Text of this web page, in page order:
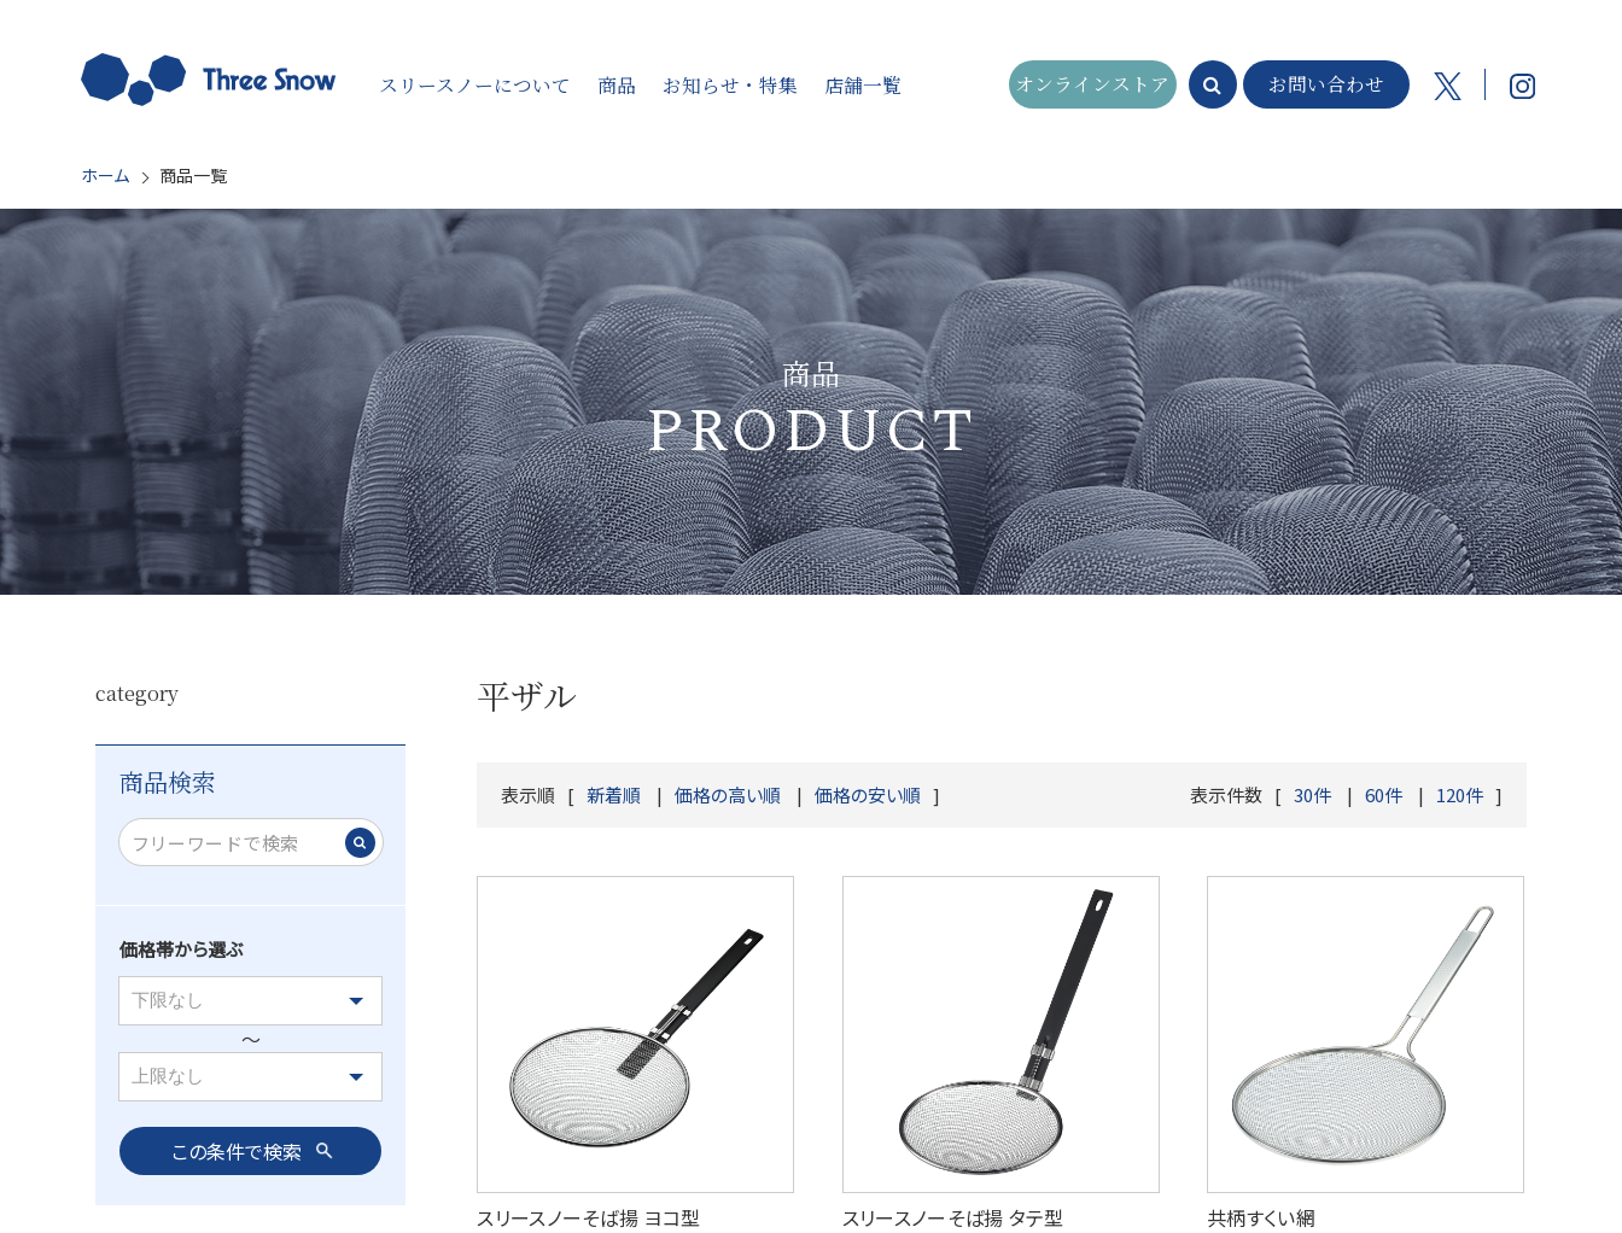
スリースノーについて 商品
シーンから探す
うどん・そば店
パン・製菓
お酒
用途から探す
ゆでる・きる
あげもの
泡立て
お手入れ
キッチンまわり
盛り付け
ホールまわり
バーベキュー
アイテムから探す
てぼ
平ザル
スープこし
フライヤー
トング
たも
ザル
ストレーナー
みそこし
茶こし
その他
酒器
お知らせ・特集 店舗一覧 オンラインストア お問い合わせ
ホーム 商品一覧
商品
PRODUCT
category
商品検索
価格帯から選ぶ
〜
平ザル
表示順 新着順 価格の高い順 価格の安い順 表示件数 30件 60件 120件
スリースノーそば揚 ヨコ型 スリースノーそば揚 タテ型 共柄すくい網